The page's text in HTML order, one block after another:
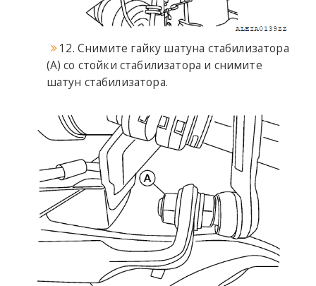
12. Снимите гайку шатуна стабилизатора
(А) со стойки стабилизатора и снимите
шатун стабилизатора.